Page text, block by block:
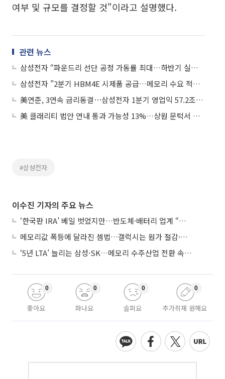
여부 및 규모를 결정할 것"이라고 설명했다.
관련 뉴스
삼성전자 “파운드리 선단 공정 가동률 최대…하반기 실적 개선”
삼성전자 ”2분기 HBM4E 시제품 공급…메모리 수요 적극 대응“
美연준, 3연속 금리동결⋯삼성전자 1분기 영업익 57.2조 外
美 클래리티 법안 연내 통과 가능성 13%…상원 문턱서 제동
#삼성전자
이수진 기자의 주요 뉴스
‘한국판 IRA’ 베일 벗었지만…반도체·배터리 업계 “시행령이 관건”
메모리값 폭등에 달라진 셈법…갤럭시는 원가 절감·아이폰은 서비스 확대
‘5년 LTA’ 늘리는 삼성·SK…메모리 수주산업 전환 속 다른 셈법
좋아요
0
화나요
0
슬퍼요
0
추가취재 원해요
0